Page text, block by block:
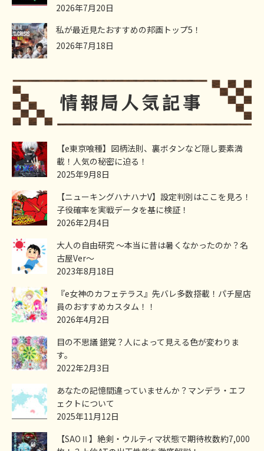
2026年7月20日
私が最近見たおすすめの邦画トップ5！
2026年7月18日
【e東京喰種】図柄法則、裏ボタンなど隠し要素満
載！人気の秘密に迫る！
2025年9月8日
【ニューキングハナハナV】設定判別はここを見ろ！
子役確率を実戦データを基に検証！
2026年2月4日
大人の自由研究 ～本当に昔は暑くなかったのか？名
古屋Ver～
2023年8月18日
『e女神のカフェテラス』先バレ多数搭載！パチ屋店
員のおすすめカスタム！！
2026年4月2日
目の不思議 錯覚？人によって見える色が変わりま
す。
2022年2月3日
あなたの記憶間違っていませんか？マンデラ・エフ
ェクトについて
2025年11月12日
【SAOⅡ】絶剣・ウルティマ状態で期待枚数約7,000